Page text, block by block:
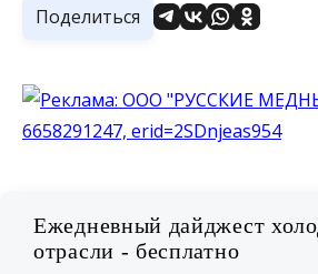
Поделиться
Ежедневный дайджест
отрасли - бесплатно